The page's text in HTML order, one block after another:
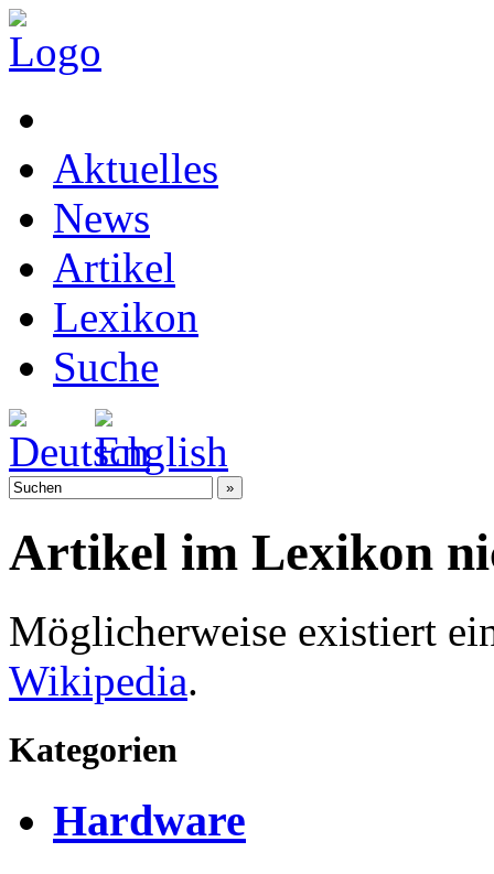
Aktuelles
News
Artikel
Lexikon
Suche
Artikel im Lexikon
Möglicherweise existiert
Wikipedia.
Kategorien
Hardware